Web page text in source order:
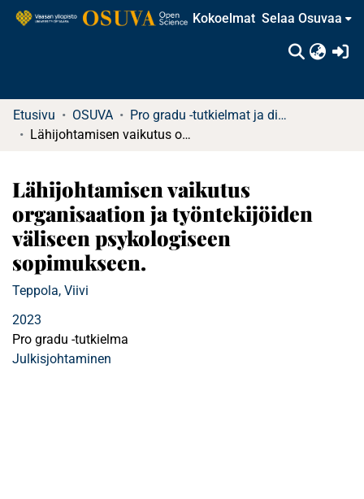
Kokoelmat Selaa Osuvaa
Etusivu OSUVA
Pro gradu -tutkielmat ja diplomityöt (rajattu saatavuus)
​​Lähijohtamisen vaikutus organisaation ja työntekijöiden väliseen psykologiseen sopimukseen​.
​​Lähijohtamisen vaikutus
organisaation ja työntekijöiden
väliseen psykologiseen
sopimukseen​.
Teppola, Viivi
2023
Pro gradu -tutkielma
Julkisjohtaminen